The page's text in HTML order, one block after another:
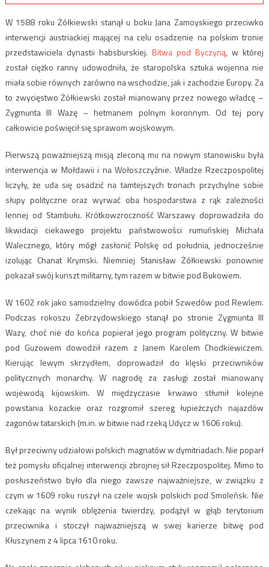
W 1588 roku Żółkiewski stanął u boku Jana Zamoyskiego przeciwko
interwencji austriackiej mającej na celu osadzenie na polskim tronie
przedstawiciela dynastii habsburskiej. Bitwa pod Byczyną, w której
został ciężko ranny udowodniła, że staropolska sztuka wojenna nie
miała sobie równych zarówno na wschodzie, jak i zachodzie Europy. Za
to zwycięstwo Żółkiewski został mianowany przez nowego władcę –
Zygmunta III Wazę – hetmanem polnym koronnym. Od tej pory
całkowicie poświęcił się sprawom wojskowym.
Pierwszą poważniejszą misją zleconą mu na nowym stanowisku była
interwencja w Mołdawii i na Wołoszczyźnie. Władze Rzeczpospolitej
liczyły, że uda się osadzić na tamtejszych tronach przychylne sobie
słupy polityczne oraz wyrwać oba hospodarstwa z rąk zależności
lennej od Stambułu. Krótkowzroczność Warszawy doprowadziła do
likwidacji ciekawego projektu państwowości rumuńskiej Michała
Walecznego, który mógł zasłonić Polskę od południa, jednocześnie
izolując Chanat Krymski. Niemniej Stanisław Żółkiewski ponownie
pokazał swój kunszt militarny, tym razem w bitwie pod Bukowem.
W 1602 rok jako samodzielny dowódca pobił Szwedów pod Rewlem.
Podczas rokoszu Zebrzydowskiego stanął po stronie Zygmunta III
Wazy, choć nie do końca popierał jego program polityczny. W bitwie
pod Guzowem dowodził razem z Janem Karolem Chodkiewiczem.
Kierując lewym skrzydłem, doprowadził do klęski przeciwników
politycznych monarchy. W nagrodę za zasługi został mianowany
wojewodą kijowskim. W międzyczasie krwawo stłumił kolejne
powstania kozackie oraz rozgromił szereg łupieżczych najazdów
zagonów tatarskich (m.in. w bitwie nad rzeką Udycz w 1606 roku).
Był przeciwny udziałowi polskich magnatów w dymitriadach. Nie poparł
też pomysłu oficjalnej interwencji zbrojnej sił Rzeczpospolitej. Mimo to
posłuszeństwo było dla niego zawsze najważniejsze, w związku z
czym w 1609 roku ruszył na czele wojsk polskich pod Smoleńsk. Nie
czekając na wynik oblężenia twierdzy, podążył w głąb terytorium
przeciwnika i stoczył najważniejszą w swej karierze bitwę pod
Kłuszynem z 4 lipca 1610 roku.